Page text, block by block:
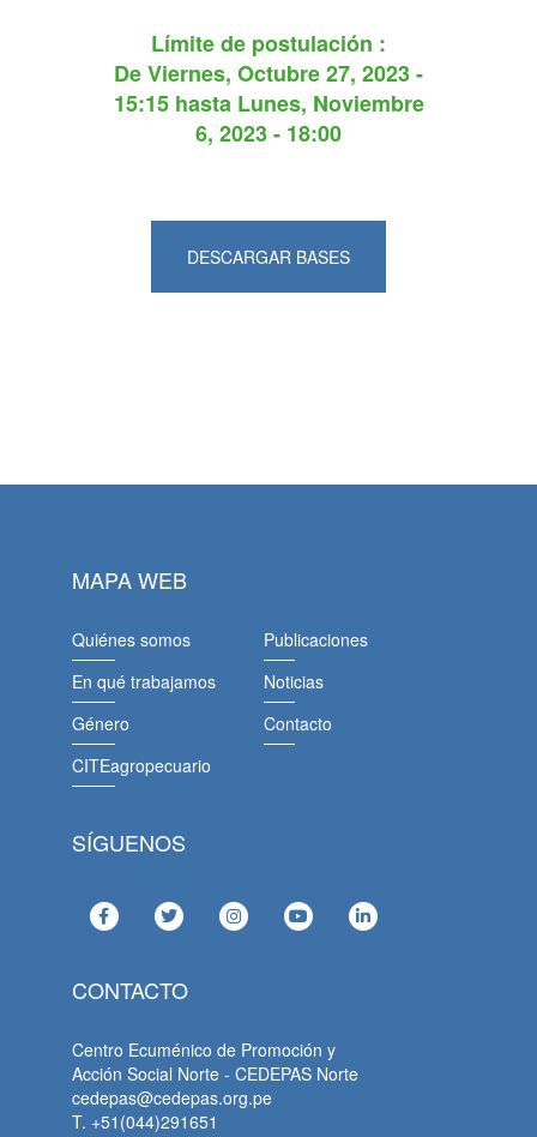
Límite de postulación :
DeViernes, Octubre 27, 2023 -
15:15hasta Lunes, Noviembre
6, 2023 - 18:00
DESCARGAR BASES
MAPA WEB
Quiénes somos
En qué trabajamos
Género
CITEagropecuario
Publicaciones
Noticias
Contacto
SÍGUENOS
CONTACTO
Centro Ecuménico de Promoción y
Acción Social Norte - CEDEPAS Norte
cedepas@cedepas.org.pe
T. +51(044)291651